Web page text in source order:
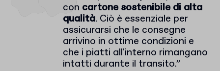
con cartone sostenibile di alta
qualità. Ciò è essenziale per
assicurarsi che le consegne
arrivino in ottime condizioni e
che i piatti all'interno rimangano
intatti durante il transito.”